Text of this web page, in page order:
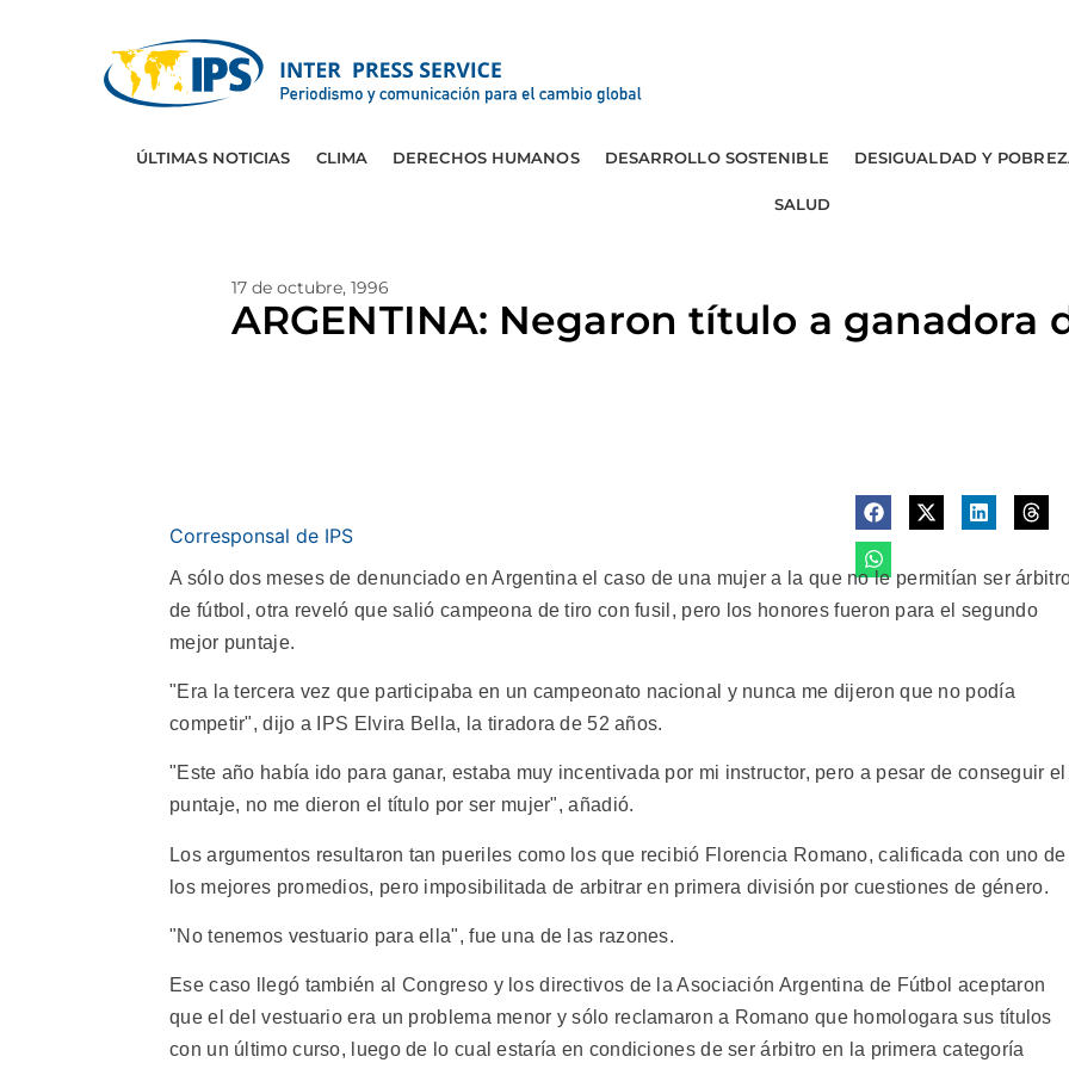
ÚLTIMAS NOTICIAS CLIMA DERECHOS HUMANOS DESARROLLO SOSTENIBLE DESIGUALDAD Y
SALUD
17 de octubre, 1996
ARGENTINA: Negaron título a ganadora
Corresponsal de IPS
A sólo dos meses de denunciado en Argentina el caso de una mujer a la que no le permitían ser
de fútbol, otra reveló que salió campeona de tiro con fusil, pero los honores fueron para el segundo
mejor puntaje.
"Era la tercera vez que participaba en un campeonato nacional y nunca me dijeron que no podía
competir", dijo a IPS Elvira Bella, la tiradora de 52 años.
"Este año había ido para ganar, estaba muy incentivada por mi instructor, pero a pesar de conseguir el
puntaje, no me dieron el título por ser mujer", añadió.
Los argumentos resultaron tan pueriles como los que recibió Florencia Romano, calificada con uno de
los mejores promedios, pero imposibilitada de arbitrar en primera división por cuestiones de género.
"No tenemos vestuario para ella", fue una de las razones.
Ese caso llegó también al Congreso y los directivos de la Asociación Argentina de Fútbol aceptaron
que el del vestuario era un problema menor y sólo reclamaron a Romano que homologara sus títulos
con un último curso, luego de lo cual estaría en condiciones de ser árbitro en la primera categoría